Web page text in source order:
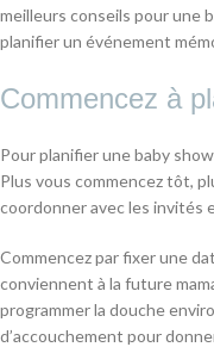
meilleurs conseils pour une
planifier un événement
Commencez à
Pour planifier une baby
Plus vous commencez tôt,
coordonner avec les invités
Commencez par fixer une
conviennent à la future
programmer la douche
d’accouchement pour